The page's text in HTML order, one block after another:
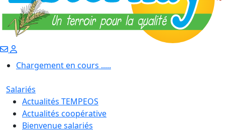
Chargement en cours .....
Salariés
Actualités TEMPEOS
Actualités coopérative
Bienvenue salariés